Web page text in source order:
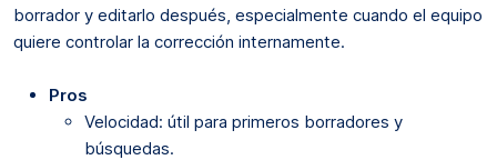
borrador y editarlo después, especialmente cuando el equipo
quiere controlar la corrección internamente.
Pros
Velocidad: útil para primeros borradores y
búsquedas.